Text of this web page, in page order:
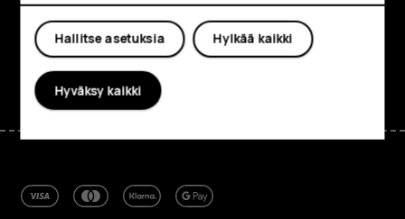
Tuki
FacebookInstagram
TiktokYoutubeLinkedinDiscord
Hylkää kaikki
Hallitse asetuksia
Hyväksy kaikki